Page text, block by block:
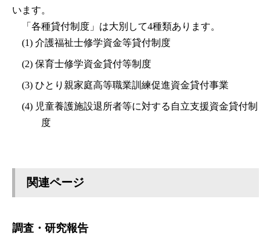
います。
「各種貸付制度」は大別して4種類あります。
(1) 介護福祉士修学資金等貸付制度
(2) 保育士修学資金貸付等制度
(3) ひとり親家庭高等職業訓練促進資金貸付事業
(4) 児童養護施設退所者等に対する自立支援資金貸付制
度
関連ページ
調査・研究報告